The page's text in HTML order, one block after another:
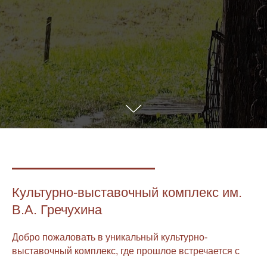
Культурно-выставочный комплекс им.
В.А. Гречухина
Добро пожаловать в уникальный культурно-
выставочный комплекс, где прошлое встречается с